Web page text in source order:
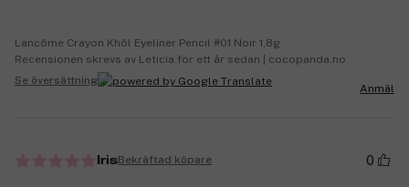
Lancôme Crayon Khôl Eyeliner Pencil #01 Noir 1,8g
Recensionen skrevs av Leticia för ett år sedan | cocopanda.no
Se översättning
Anmäl
IrisBekräftad köpare 0